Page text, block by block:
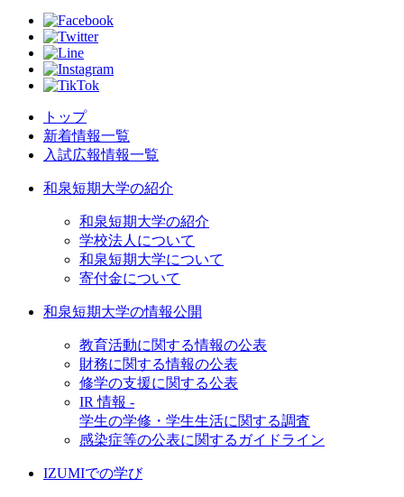
トップ
新着情報一覧
入試広報情報一覧
和泉短期大学の紹介
和泉短期大学の紹介
学校法人について
和泉短期大学について
寄付金について
和泉短期大学の情報公開
教育活動に関する情報の公表
財務に関する情報の公表
修学の支援に関する公表
IR 情報 -
学生の学修・学生生活に関する調査
感染症等の公表に関するガイドライン
IZUMIでの学び